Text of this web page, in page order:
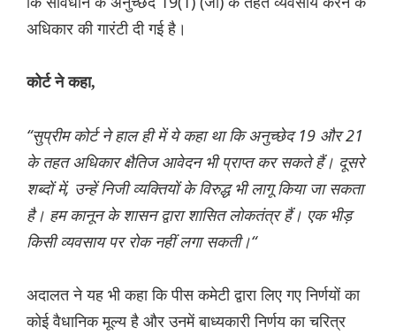
अधिकार की गारंटी दी गई है।
कोर्ट ने कहा,
“सुप्रीम कोर्ट ने हाल ही में ये कहा था कि अनुच्छेद 19 और 21
के तहत अधिकार क्षैतिज आवेदन भी प्राप्त कर सकते हैं। दूसरे
शब्दों में, उन्हें निजी व्यक्तियों के विरुद्ध भी लागू किया जा सकता
है। हम कानून के शासन द्वारा शासित लोकतंत्र हैं। एक भीड़
किसी व्यवसाय पर रोक नहीं लगा सकती।“
अदालत ने यह भी कहा कि पीस कमेटी द्वारा लिए गए निर्णयों का
कोई वैधानिक मूल्य है और उनमें बाध्यकारी निर्णय का चरित्र